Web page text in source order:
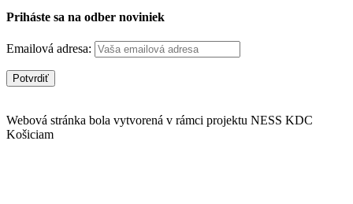
Priháste sa na odber noviniek
Emailová adresa:
Webová stránka bola vytvorená v rámci projektu NESS KDC
Košiciam